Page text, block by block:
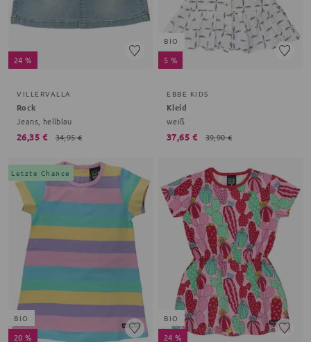
24 %
VILLERVALLA
Rock
Jeans, hellblau
26,35 € 34,95 €
BIO
5 %
EBBE KIDS
Kleid
weiß
37,65 € 39,90 €
Letzte Chance
BIO
20 %
BIO
24 %